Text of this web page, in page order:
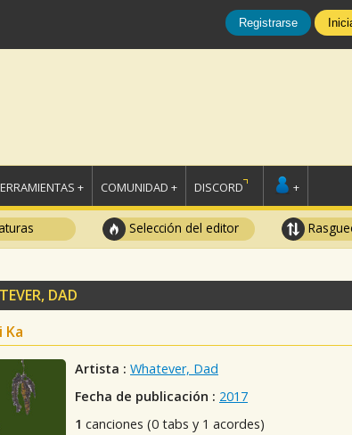
Registrarse
+ COMUNIDAD + DISCORD +
Selección del editor
DAD
Ka
Artista : Whatever, Dad
Fecha de publicación : 2017
1 canciones (0 tabs y 1 acordes)